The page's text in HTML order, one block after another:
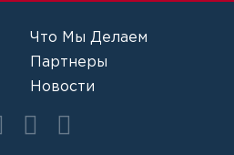
Что Мы Делаем
Партнеры
Новости